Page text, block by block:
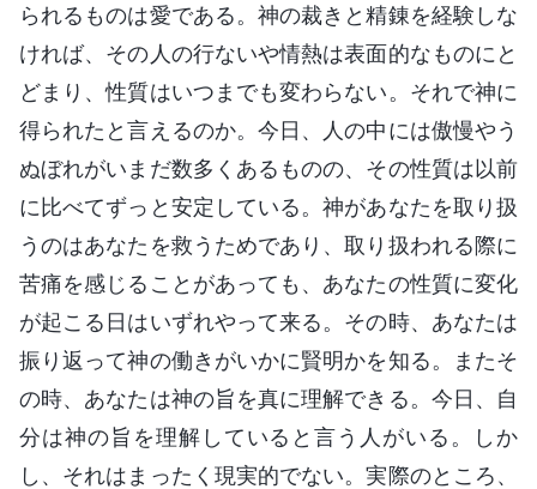
られるものは愛である。神の裁きと精錬を経験しな
ければ、その人の行ないや情熱は表面的なものにと
どまり、性質はいつまでも変わらない。それで神に
得られたと言えるのか。今日、人の中には傲慢やう
ぬぼれがいまだ数多くあるものの、その性質は以前
に比べてずっと安定している。神があなたを取り扱
うのはあなたを救うためであり、取り扱われる際に
苦痛を感じることがあっても、あなたの性質に変化
が起こる日はいずれやって来る。その時、あなたは
振り返って神の働きがいかに賢明かを知る。またそ
の時、あなたは神の旨を真に理解できる。今日、自
分は神の旨を理解していると言う人がいる。しか
し、それはまったく現実的でない。実際のところ、